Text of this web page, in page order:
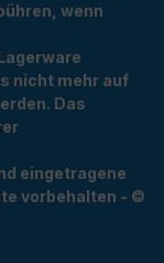
wenn
nicht mehr auf
Das
eingetragene
vorbehalten - ©